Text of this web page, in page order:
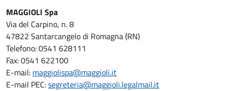
MAGGIOLI Spa
Via del Carpino, n. 8
47822 Santarcangelo di Romagna (RN)
Telefono: 0541 628111
Fax: 0541 622100
E-mail: maggiolispa@maggioli.it
E-mail PEC:segreteria@maggioli.legalmail.it